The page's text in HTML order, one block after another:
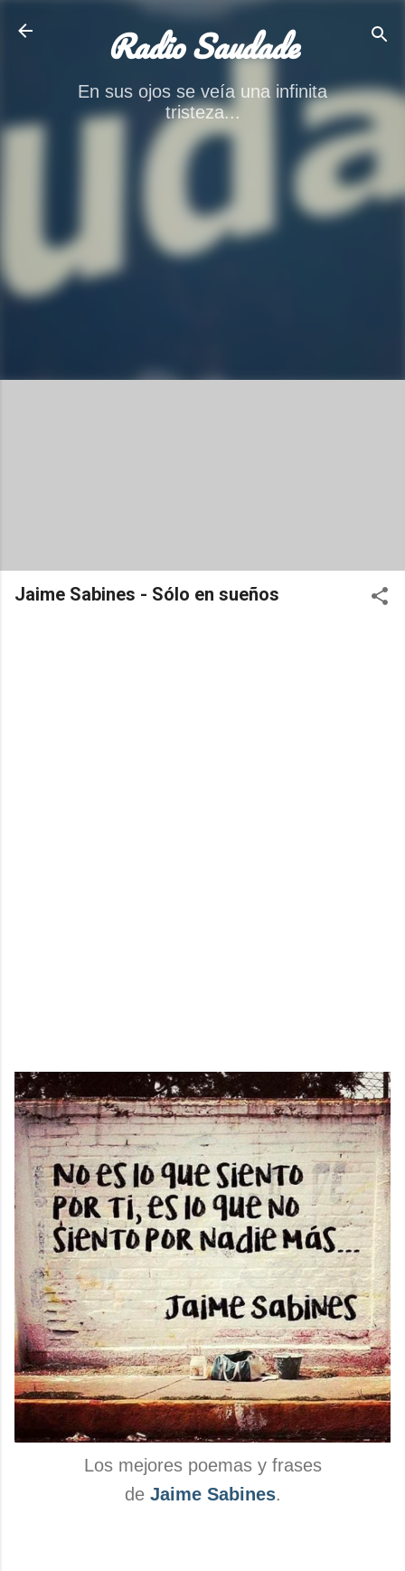
Radio Saudade
En sus ojos se veía una infinita
tristeza...
Jaime Sabines - Sólo en sueños
Los mejores poemas y frases
de Jaime Sabines.